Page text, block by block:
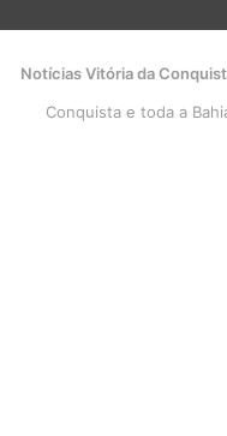
Notícias Vitória da
Conquista e toda a